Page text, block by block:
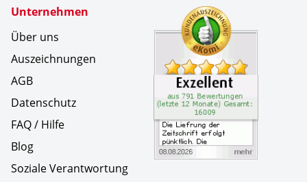
Unternehmen
Über uns
Auszeichnungen
AGB
Datenschutz
FAQ / Hilfe
Blog
Soziale Verantwortung
Zertifikate